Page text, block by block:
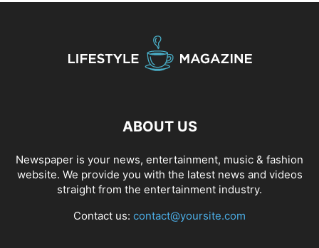
ABOUT US
Newspaper is your news, entertainment, music & fashion
website. We provide you with the latest news and videos
straight from the entertainment industry.
Contact us: contact@yoursite.com